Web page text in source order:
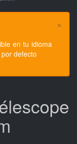
×
en tu idioma
defecto